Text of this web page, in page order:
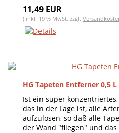
11,49 EUR
( inkl. 19 % MwSt. zzgl.
HG Tapeten Entferner 0,5 L
Ist ein super
das in der Lage ist, alle
aufzulösen, so daß alle
der Wand "fliegen" und